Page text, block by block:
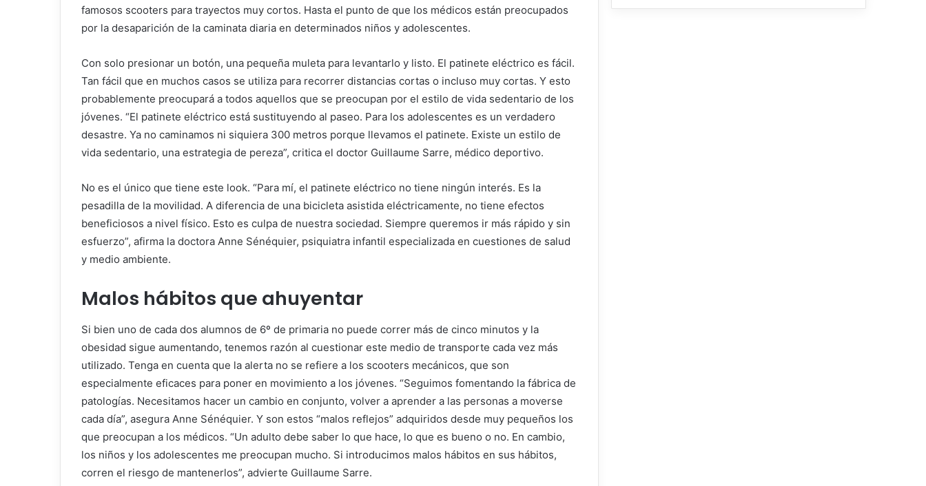
famosos scooters para trayectos muy cortos. Hasta el punto de que los médicos están preocupados
por la desaparición de la caminata diaria en determinados niños y adolescentes.
Con solo presionar un botón, una pequeña muleta para levantarlo y listo. El patinete eléctrico es fácil.
Tan fácil que en muchos casos se utiliza para recorrer distancias cortas o incluso muy cortas. Y esto
probablemente preocupará a todos aquellos que se preocupan por el estilo de vida sedentario de los
jóvenes. “El patinete eléctrico está sustituyendo al paseo. Para los adolescentes es un verdadero
desastre. Ya no caminamos ni siquiera 300 metros porque llevamos el patinete. Existe un estilo de
vida sedentario, una estrategia de pereza”, critica el doctor Guillaume Sarre, médico deportivo.
No es el único que tiene este look. “Para mí, el patinete eléctrico no tiene ningún interés. Es la
pesadilla de la movilidad. A diferencia de una bicicleta asistida eléctricamente, no tiene efectos
beneficiosos a nivel físico. Esto es culpa de nuestra sociedad. Siempre queremos ir más rápido y sin
esfuerzo”, afirma la doctora Anne Sénéquier, psiquiatra infantil especializada en cuestiones de salud
y medio ambiente.
Malos hábitos que ahuyentar
Si bien uno de cada dos alumnos de 6º de primaria no puede correr más de cinco minutos y la
obesidad sigue aumentando, tenemos razón al cuestionar este medio de transporte cada vez más
utilizado. Tenga en cuenta que la alerta no se refiere a los scooters mecánicos, que son
especialmente eficaces para poner en movimiento a los jóvenes. “Seguimos fomentando la fábrica de
patologías. Necesitamos hacer un cambio en conjunto, volver a aprender a las personas a moverse
cada día”, asegura Anne Sénéquier. Y son estos “malos reflejos” adquiridos desde muy pequeños los
que preocupan a los médicos. “Un adulto debe saber lo que hace, lo que es bueno o no. En cambio,
los niños y los adolescentes me preocupan mucho. Si introducimos malos hábitos en sus hábitos,
corren el riesgo de mantenerlos”, advierte Guillaume Sarre.